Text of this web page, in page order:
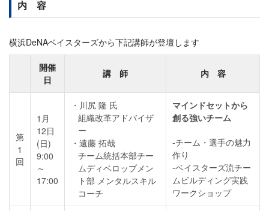
内 容
横浜DeNAベイスターズから下記講師が登壇します
開催
日
講 師 内 容
第
1
回
1月
12日
(日)
9:00
～
17:00
川尻 隆 氏
組織改革アドバイザ
ー
遠藤 拓哉
チーム統括本部チー
ムディベロップメン
ト部 メンタルスキル
コーチ
マインドセットから
創る強いチーム
-チーム・選手の魅力
作り
-ベイスターズ流チー
ムビルディング実践
ワークショップ